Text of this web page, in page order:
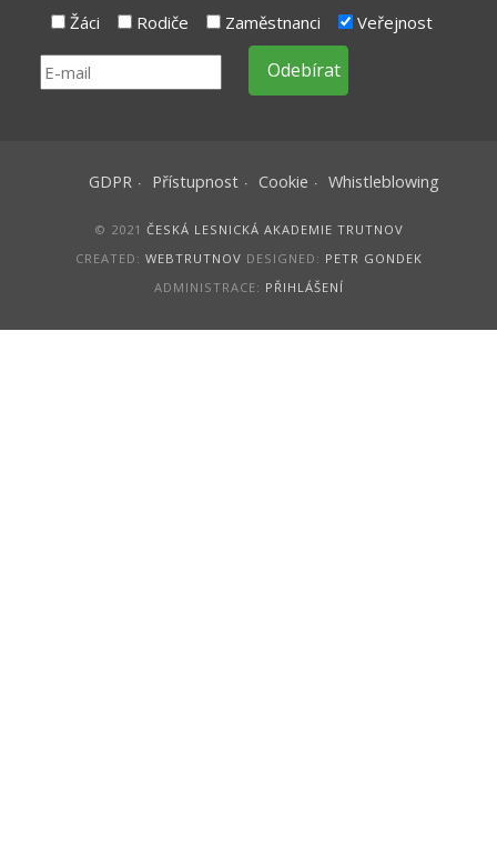
Žáci Rodiče Zaměstnanci Veřejnost
GDPR Přístupnost Cookie Whistleblowing
© 2021 ČESKÁ LESNICKÁ AKADEMIE TRUTNOV
CREATED: WEBTRUTNOV DESIGNED: PETR GONDEK
ADMINISTRACE: PŘIHLÁŠENÍ